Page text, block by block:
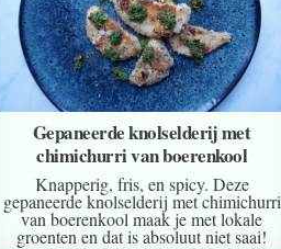
Gepaneerde knolselderij met
chimichurri van boerenkool
Knapperig, fris, en spicy. Deze
gepaneerde knolselderij met chimichurri
van boerenkool maak je met lokale
groenten en dat is absoluut niet saai!